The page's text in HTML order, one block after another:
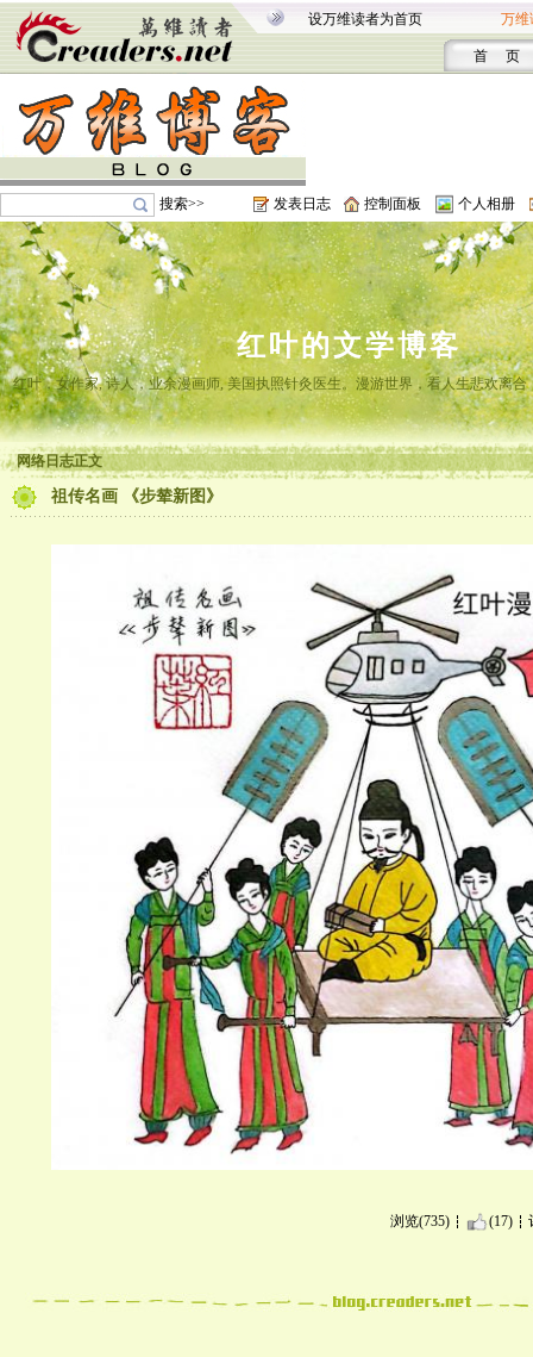
设万维读者为首页 万维
首 页
搜索>> 发表日志 控制面板 个人相册
红叶的文学博客
红叶，女作家, 诗人，业余漫画师, 美国执照针灸医生。漫游世界，看人生悲欢离
网络日志正文
祖传名画 《步辇新图》
浏览(735) (17)